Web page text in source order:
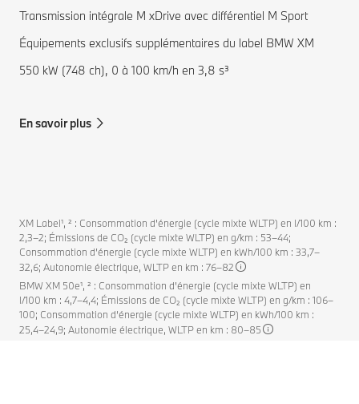
Transmission intégrale M xDrive avec différentiel M Sport
Équipements exclusifs supplémentaires du label BMW XM
550 kW (748 ch), 0 à 100 km/h en 3,8 s³
En savoir plus
XM Label¹, ² : Consommation d'énergie (cycle mixte WLTP) en l/100 km :
2,3–2; Émissions de CO₂ (cycle mixte WLTP) en g/km : 53–44;
Consommation d’énergie (cycle mixte WLTP) en kWh/100 km : 33,7–
32,6; Autonomie électrique, WLTP en km : 76–82
BMW XM 50e¹, ² : Consommation d'énergie (cycle mixte WLTP) en
l/100 km : 4,7–4,4; Émissions de CO₂ (cycle mixte WLTP) en g/km : 106–
100; Consommation d’énergie (cycle mixte WLTP) en kWh/100 km :
25,4–24,9; Autonomie électrique, WLTP en km : 80–85